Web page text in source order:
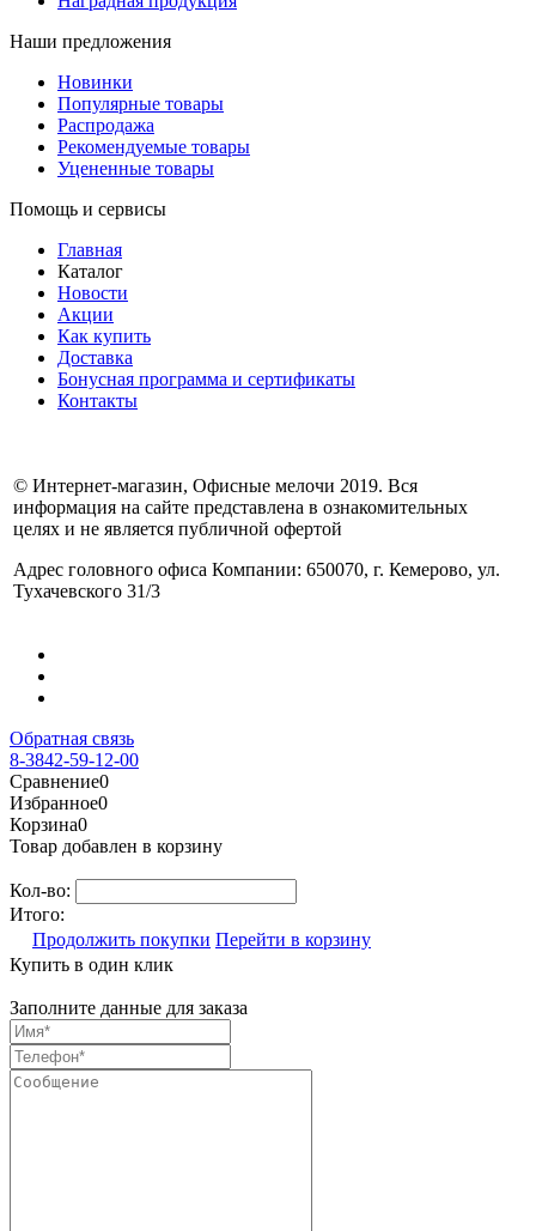
Наши предложения
Новинки
Популярные товары
Распродажа
Рекомендуемые товары
Уцененные товары
Помощь и сервисы
Главная
Каталог
Новости
Акции
Как купить
Доставка
Бонусная программа и сертификаты
Контакты
© Интернет-магазин, Офисные мелочи 2019. Вся
информация на сайте представлена в ознакомительных
целях и не является публичной офертой
Адрес головного офиса Компании: 650070, г. Кемерово, ул.
Тухачевского 31/3
Обратная связь
8-3842-59-12-00
Сравнение0
Избранное0
Корзина0
Товар добавлен в корзину
Кол-во:
Итого:
Продолжить покупки Перейти в корзину
Купить в один клик
Заполните данные для заказа